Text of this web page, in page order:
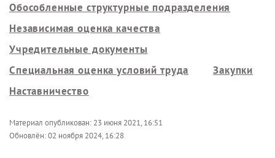
Обособленные структурные подразделения
Независимая оценка качества
Учредительные документы
Специальная оценка условий труда
Закупки
Наставничество
Материал опубликован: 23 июня 2021, 16:51
Обновлён:02 ноября 2024, 16:28